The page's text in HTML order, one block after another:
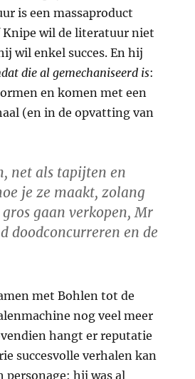
is een massaproduct
Knipe wil de literatuur niet
wil enkel succes. En hij
die al gemechaniseerd is:
en komen met een
(en in de opvatting van
net als tapijten en
je ze maakt, zolang
gaan verkopen, Mr
doodconcurreren en de
met Bohlen tot de
nog veel meer
hangt er reputatie
succesvolle verhalen kan
hij was al